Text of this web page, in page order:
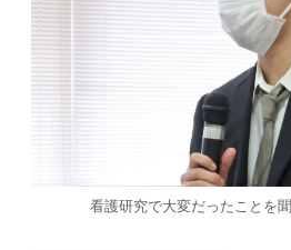
看護研究で大変だったことを